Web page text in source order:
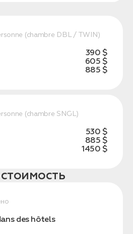
(chambre DBL / TWIN)
390 $
605 $
885 $
(chambre SNGL)
530 $
885 $
1450 $
des hôtels